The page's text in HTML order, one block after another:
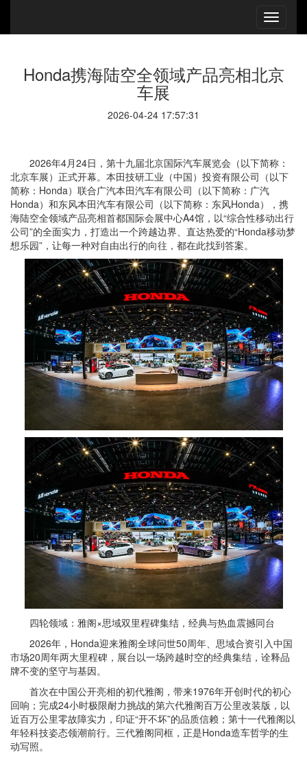
Honda携海陆空全领域产品亮相北京
车展
2026-04-24 17:57:31
2026年4月24日，第十九届北京国际汽车展览会（以下简称：
北京车展）正式开幕。本田技研工业（中国）投资有限公司（以下
简称：Honda）联合广汽本田汽车有限公司（以下简称：广汽
Honda）和东风本田汽车有限公司（以下简称：东风Honda），携
海陆空全领域产品亮相首都国际会展中心A4馆，以“综合性移动出行
公司”的全面实力，打造出一个跨越边界、直达热爱的“Honda移动梦
想乐园”，让每一种对自由出行的向往，都在此找到答案。
四轮领域：雅阁×思域双里程碑集结，经典与热血震撼同台
2026年，Honda迎来雅阁全球问世50周年、思域合资引入中国
市场20周年两大里程碑，展台以一场跨越时空的经典集结，诠释品
牌不变的坚守与基因。
首次在中国公开亮相的初代雅阁，带来1976年开创时代的初心
回响；完成24小时极限耐力挑战的第六代雅阁百万公里改装版，以
近百万公里零故障实力，印证“开不坏”的品质信赖；第十一代雅阁以
年轻科技姿态领潮前行。三代雅阁同框，正是Honda造车哲学的生
动写照。